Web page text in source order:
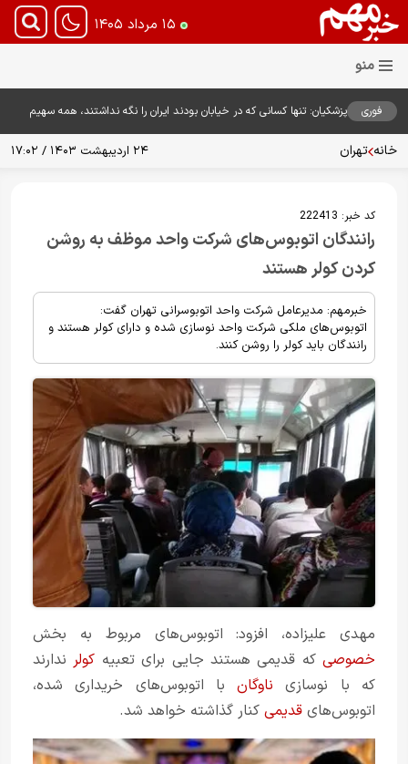
۱۵ مرداد ۱۴۰۵
فوری
پزشکیان: تنها کسانی که در خیابان بودند ایران را نگه نداشتند، همه سهیم
خانه تهران ۲۴ اردیبهشت ۱۴۰۳ / ۱۷:۰۲
کد خبر: 222413
رانندگان اتوبوس‌های شرکت واحد موظف به روشن
کردن کولر هستند
خبرمهم: مدیرعامل شرکت واحد اتوبوسرانی تهران گفت:
اتوبوس‌های ملکی شرکت واحد نوسازی شده و دارای کولر هستند و
رانندگان باید کولر را روشن کنند.
مهدی علیزاده، افزود: اتوبوس‌های مربوط به بخش
خصوصی که قدیمی هستند جایی برای تعبیه کولر ندارند
که با نوسازی ناوگانبا اتوبوس‌های خریداری شده،
اتوبوس‌های قدیمی کنار گذاشته خواهد شد.